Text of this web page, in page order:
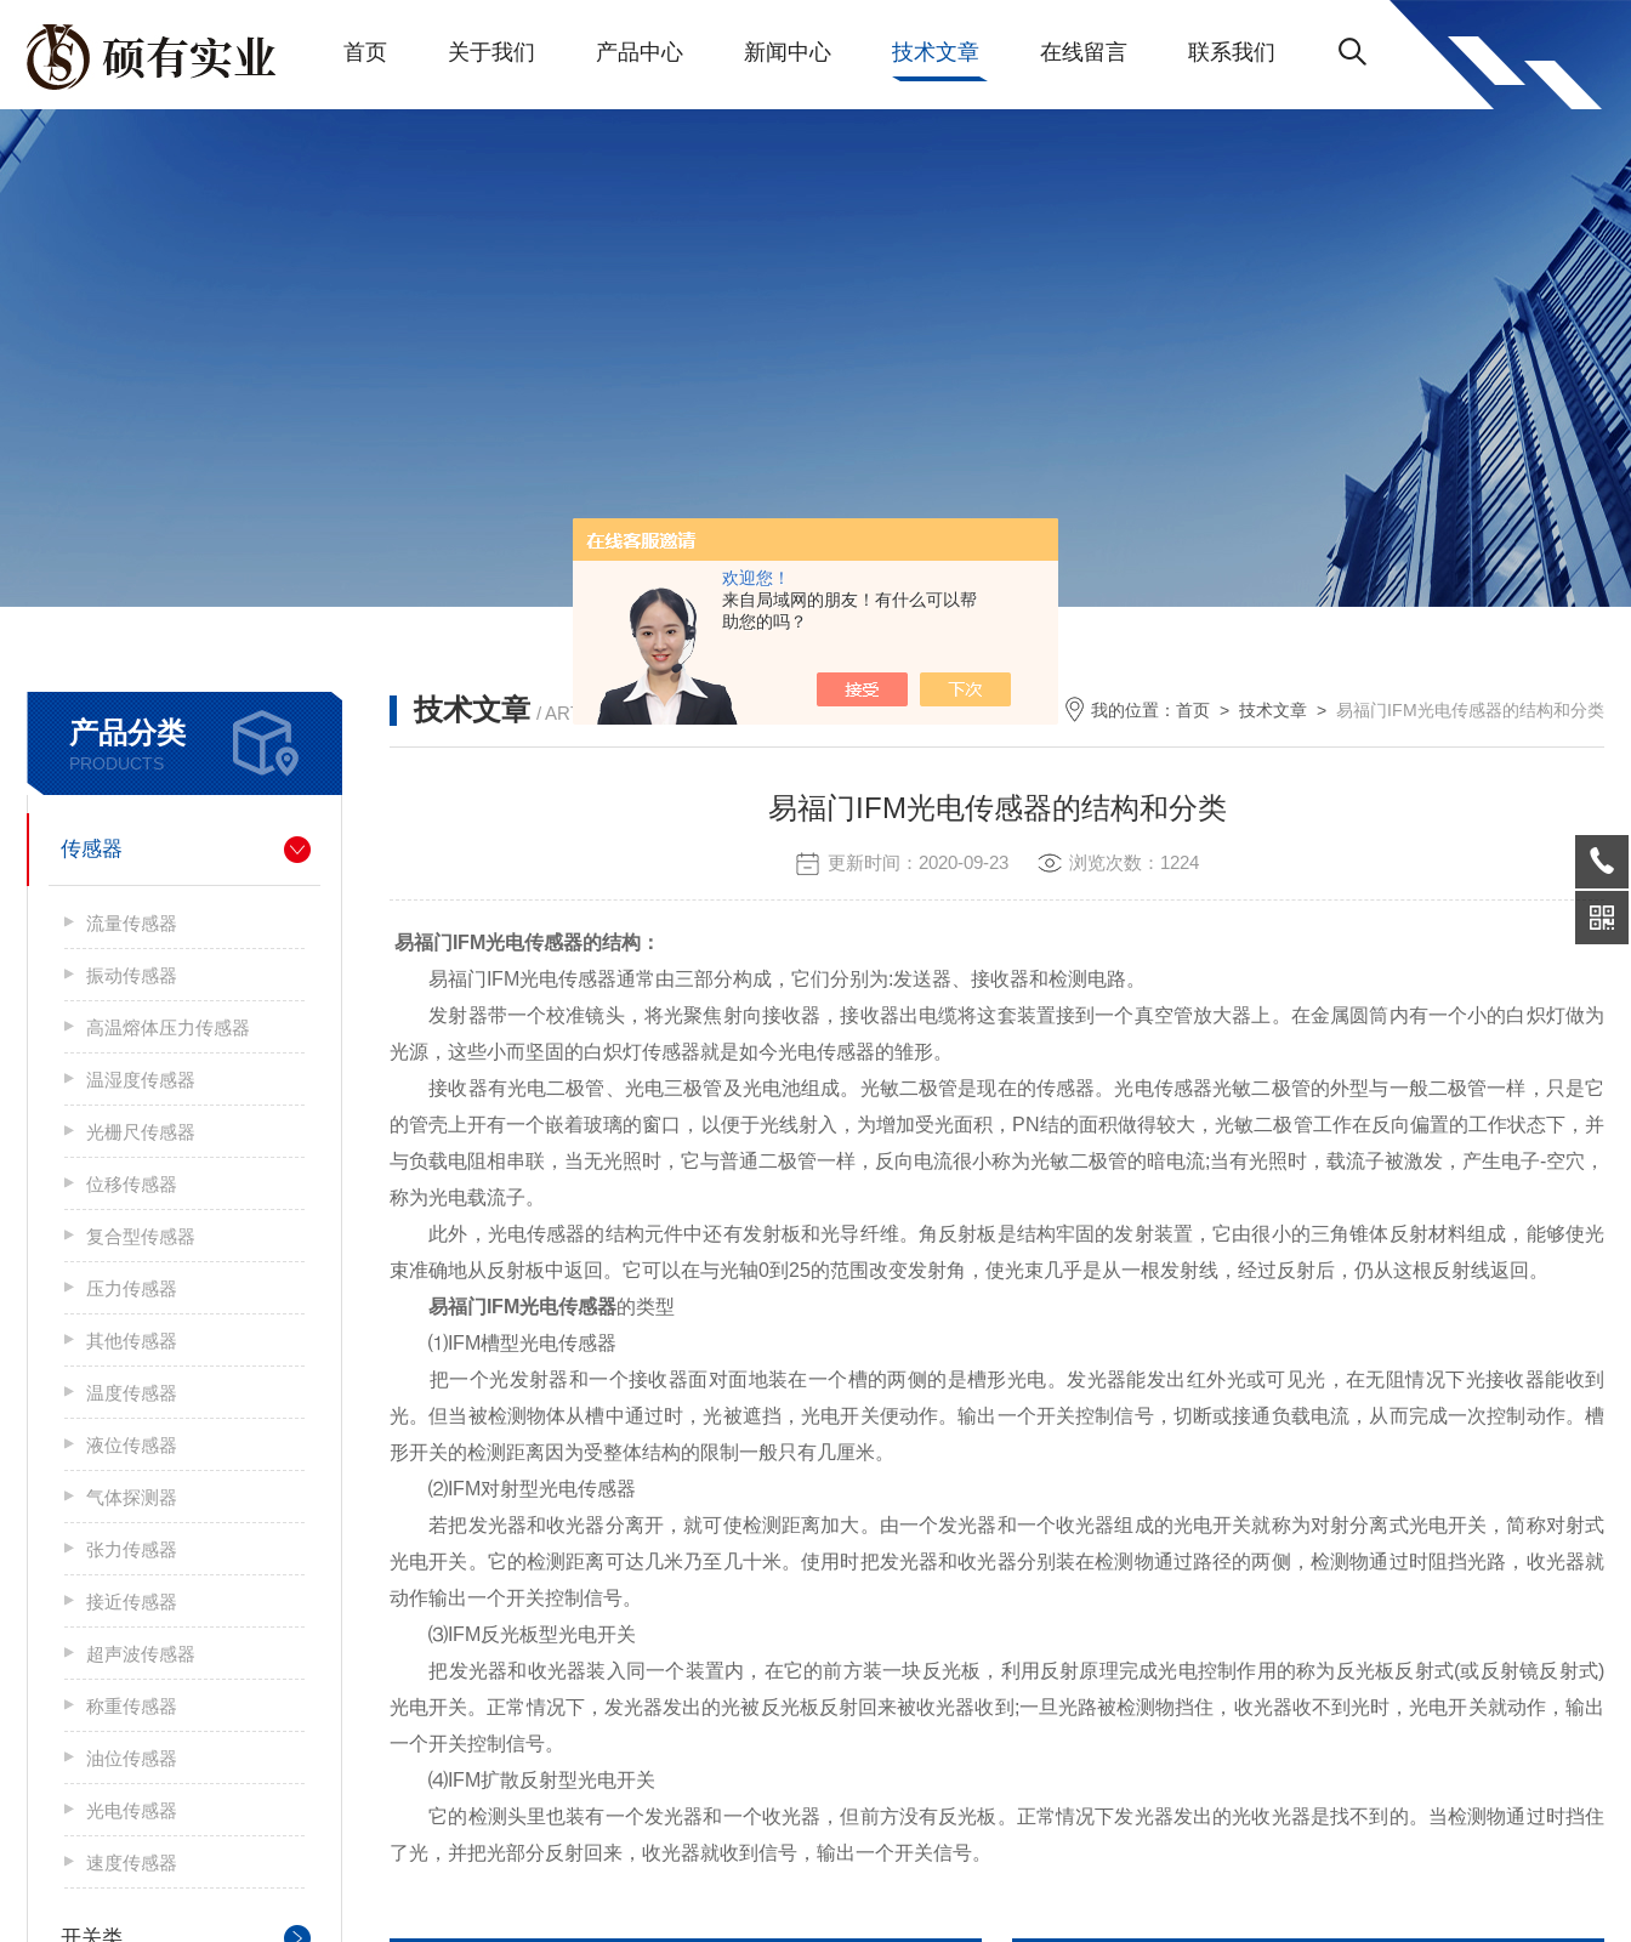
欢迎您！
来自局域网的朋友！有什么可以帮
助您的吗？
首页 关于我们 产品中心 新闻中心 技术文章 在线留言 联系我们
产品分类
PRODUCTS
传感器
流量传感器
振动传感器
高温熔体压力传感器
温湿度传感器
光栅尺传感器
位移传感器
复合型传感器
压力传感器
其他传感器
温度传感器
液位传感器
气体探测器
张力传感器
接近传感器
超声波传感器
称重传感器
油位传感器
光电传感器
速度传感器
技术文章 / ARTICLE 我的位置： 首页 > 技术文章 > 易福门IFM光电传感器的结构和分类
易福门IFM光电传感器的结构和分类
更新时间：2020-09-23 浏览次数：1224
易福门IFM光电传感器的结构：
易福门IFM光电传感器通常由三部分构成，它们分别为:发送器、接收器和检测电路。
发射器带一个校准镜头，将光聚焦射向接收器，接收器出电缆将这套装置接到一个真空管放大器上。在金属圆筒内有一个小的白炽灯做为
光源，这些小而坚固的白炽灯传感器就是如今光电传感器的雏形。
接收器有光电二极管、光电三极管及光电池组成。光敏二极管是现在的传感器。光电传感器光敏二极管的外型与一般二极管一样，只是它
的管壳上开有一个嵌着玻璃的窗口，以便于光线射入，为增加受光面积，PN结的面积做得较大，光敏二极管工作在反向偏置的工作状态下，并
与负载电阻相串联，当无光照时，它与普通二极管一样，反向电流很小称为光敏二极管的暗电流;当有光照时，载流子被激发，产生电子-空穴，
称为光电载流子。
此外，光电传感器的结构元件中还有发射板和光导纤维。角反射板是结构牢固的发射装置，它由很小的三角锥体反射材料组成，能够使光
束准确地从反射板中返回。它可以在与光轴0到25的范围改变发射角，使光束几乎是从一根发射线，经过反射后，仍从这根反射线返回。
易福门IFM光电传感器的类型
⑴IFM槽型光电传感器
把一个光发射器和一个接收器面对面地装在一个槽的两侧的是槽形光电。发光器能发出红外光或可见光，在无阻情况下光接收器能收到
光。但当被检测物体从槽中通过时，光被遮挡，光电开关便动作。输出一个开关控制信号，切断或接通负载电流，从而完成一次控制动作。槽
形开关的检测距离因为受整体结构的限制一般只有几厘米。
⑵IFM对射型光电传感器
若把发光器和收光器分离开，就可使检测距离加大。由一个发光器和一个收光器组成的光电开关就称为对射分离式光电开关，简称对射式
光电开关。它的检测距离可达几米乃至几十米。使用时把发光器和收光器分别装在检测物通过路径的两侧，检测物通过时阻挡光路，收光器就
动作输出一个开关控制信号。
⑶IFM反光板型光电开关
把发光器和收光器装入同一个装置内，在它的前方装一块反光板，利用反射原理完成光电控制作用的称为反光板反射式(或反射镜反射式)
光电开关。正常情况下，发光器发出的光被反光板反射回来被收光器收到;一旦光路被检测物挡住，收光器收不到光时，光电开关就动作，输出
一个开关控制信号。
⑷IFM扩散反射型光电开关
它的检测头里也装有一个发光器和一个收光器，但前方没有反光板。正常情况下发光器发出的光收光器是找不到的。当检测物通过时挡住
了光，并把光部分反射回来，收光器就收到信号，输出一个开关信号。